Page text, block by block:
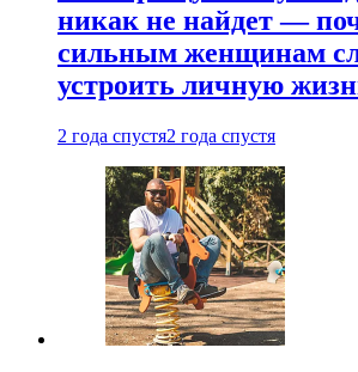
никак не найдет —
сильным женщинам
устроить личную
2 года спустя2 года спустя